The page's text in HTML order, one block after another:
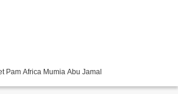
Pam Africa Mumia Abu Jamal